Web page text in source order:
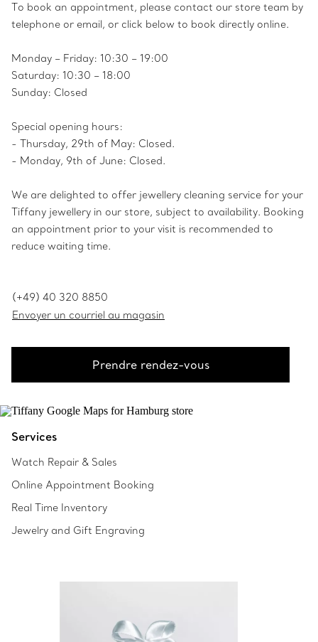
To book an appointment, please contact our store team by
telephone or email, or click below to book directly online.
Monday – Friday: 10:30 – 19:00
Saturday: 10:30 – 18:00
Sunday: Closed
Special opening hours:
- Thursday, 29th of May: Closed.
- Monday, 9th of June: Closed.
We are delighted to offer jewellery cleaning service for your
Tiffany jewellery in our store, subject to availability. Booking
an appointment prior to your visit is recommended to
reduce waiting time.
(+49) 40 320 8850
Envoyer un courriel au magasin
Prendre rendez-vous
Services
Watch Repair & Sales
Online Appointment Booking
Real Time Inventory
Jewelry and Gift Engraving